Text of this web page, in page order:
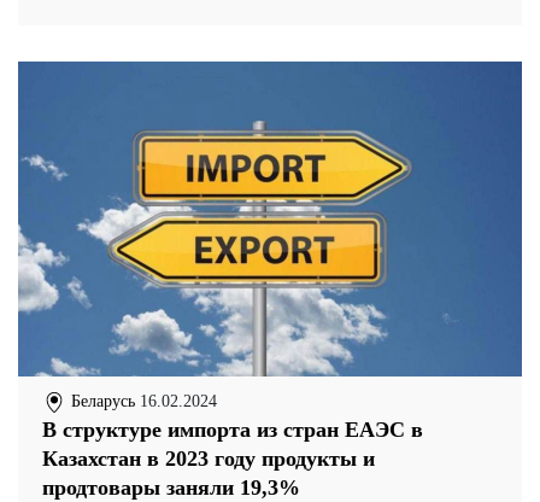
Беларусь 16.02.2024
В структуре импорта из стран ЕАЭС в
Казахстан в 2023 году продукты и
продтовары заняли 19,3%